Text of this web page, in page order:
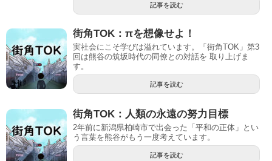
記事を読む
街角TOK：πを想像せよ！
実社会にこそ学びは溢れています。「街角TOK」第3
回は熊谷の筑坂時代の同僚との対話を 取り上げま
す。
記事を読む
街角TOK：人類の永遠の努力目標
2年前に新潟県柏崎市で出会った「平和の正体」とい
う言葉を熊谷がもう一度考えています。
記事を読む